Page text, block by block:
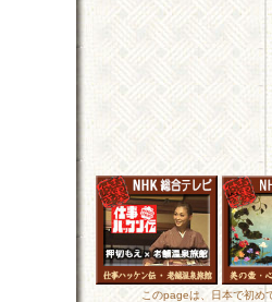
このpageは、日本で初め